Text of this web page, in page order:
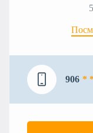
906 *